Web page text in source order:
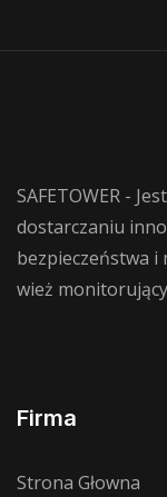
SAFETOWER -
dostarczaniu
bezpieczeństwa
wież
Firma
Strona Głowna